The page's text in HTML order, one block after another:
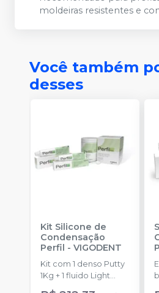
moldeiras resistentes e
Você também
desses
Kit Silicone de
Condensação
Perfil -VIGODENT
Kit com 1 denso Putty
1Kg + 1 fluido Light
Body 120g + 1